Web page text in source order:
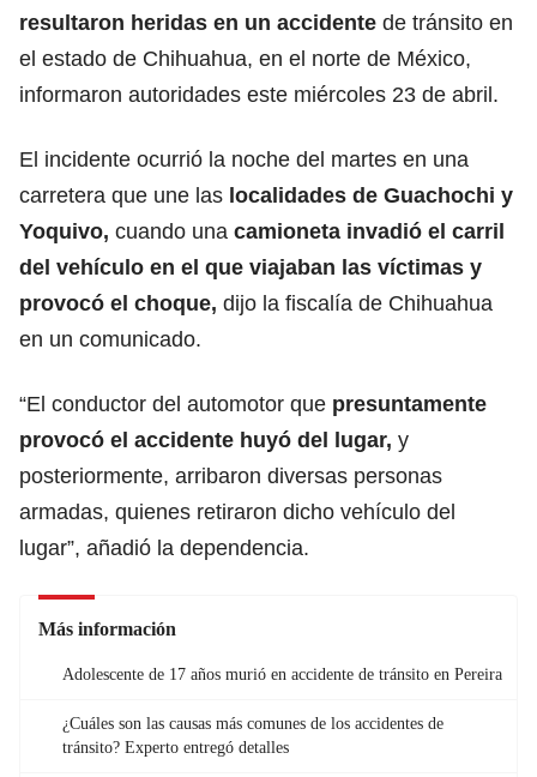
resultaron heridas en un accidente de tránsito en
el estado de Chihuahua, en el norte de México,
informaron autoridades este miércoles 23 de abril.
El incidente ocurrió la noche del martes en una
carretera que une las localidades de Guachochi y
Yoquivo, cuando una camioneta invadió el carril
del vehículo en el que viajaban las víctimas y
provocó el choque, dijo la fiscalía de Chihuahua
en un comunicado.
“El conductor del automotor que presuntamente
provocó el accidente huyó del lugar, y
posteriormente, arribaron diversas personas
armadas, quienes retiraron dicho vehículo del
lugar”, añadió la dependencia.
Más información
Adolescente de 17 años murió en accidente de tránsito en Pereira
¿Cuáles son las causas más comunes de los accidentes de
tránsito? Experto entregó detalles